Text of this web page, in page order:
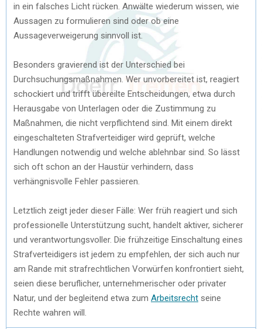
in ein falsches Licht rücken. Anwälte wiederum wissen, wie
Aussagen zu formulieren sind oder ob eine
Aussageverweigerung sinnvoll ist.
Besonders gravierend ist der Unterschied bei
Durchsuchungsmaßnahmen. Wer unvorbereitet ist, reagiert
schockiert und trifft übereilte Entscheidungen, etwa durch
Herausgabe von Unterlagen oder die Zustimmung zu
Maßnahmen, die nicht verpflichtend sind. Mit einem direkt
eingeschalteten Strafverteidiger wird geprüft, welche
Handlungen notwendig und welche ablehnbar sind. So lässt
sich oft schon an der Haustür verhindern, dass
verhängnisvolle Fehler passieren.
Letztlich zeigt jeder dieser Fälle: Wer früh reagiert und sich
professionelle Unterstützung sucht, handelt aktiver, sicherer
und verantwortungsvoller. Die frühzeitige Einschaltung eines
Strafverteidigers ist jedem zu empfehlen, der sich auch nur
am Rande mit strafrechtlichen Vorwürfen konfrontiert sieht,
seien diese beruflicher, unternehmerischer oder privater
Natur, und der begleitend etwa zum Arbeitsrecht seine
Rechte wahren will.